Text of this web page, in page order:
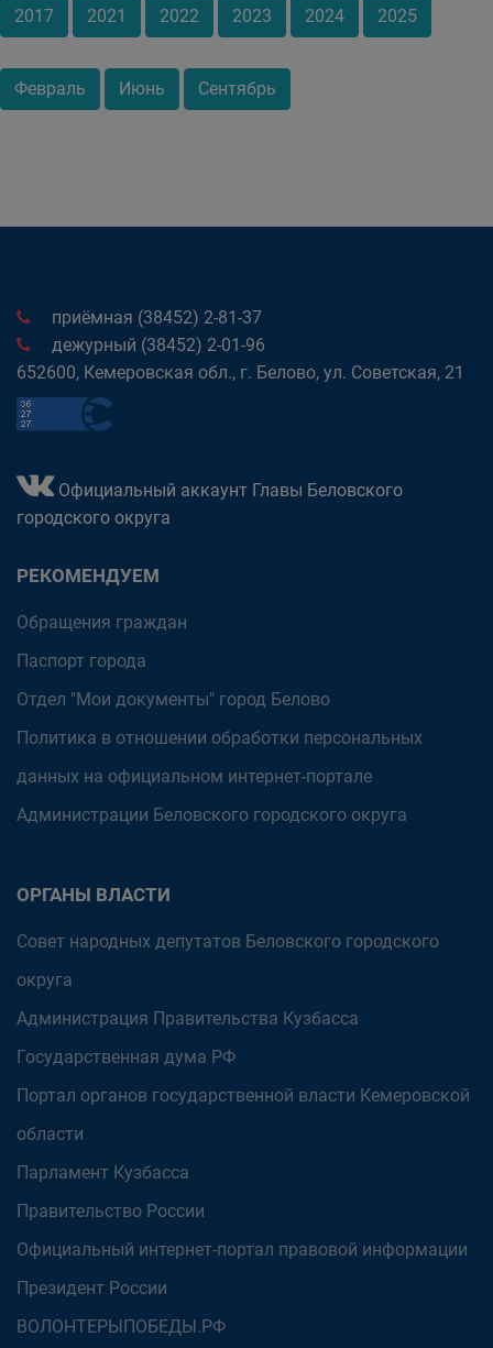
2017 2021 2022 2023 2024 2025
Февраль Июнь Сентябрь
приёмная (38452) 2-81-37
дежурный (38452) 2-01-96
652600, Кемеровская обл., г. Белово, ул. Советская, 21
Официальный аккаунт Главы Беловского
городского округа
РЕКОМЕНДУЕМ
Обращения граждан
Паспорт города
Отдел "Мои документы" город Белово
Политика в отношении обработки персональных
данных на официальном интернет-портале
Администрации Беловского городского округа
ОРГАНЫ ВЛАСТИ
Совет народных депутатов Беловского городского
округа
Администрация Правительства Кузбасса
Государственная дума РФ
Портал органов государственной власти Кемеровской
области
Парламент Кузбасса
Правительство России
Официальный интернет-портал правовой информации
Президент России
ВОЛОНТЕРЫПОБЕДЫ.РФ